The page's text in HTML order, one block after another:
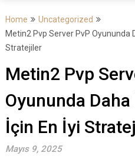
Home
Uncategorized
Metin2 Pvp Server PvP Oyununda
Stratejiler
Metin2 Pvp
Oyununda Daha
İçin En İyi
Mayıs 9, 2025